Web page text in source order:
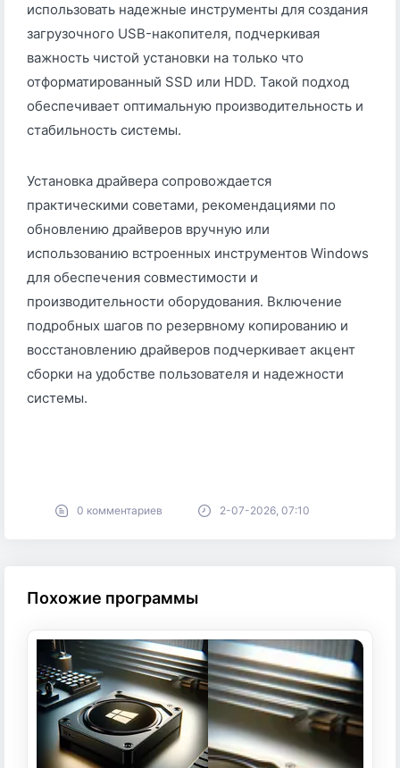
использовать надежные инструменты для создания
загрузочного USB-накопителя, подчеркивая
важность чистой установки на только что
отформатированный SSD или HDD. Такой подход
обеспечивает оптимальную производительность и
стабильность системы.
Установка драйвера сопровождается
практическими советами, рекомендациями по
обновлению драйверов вручную или
использованию встроенных инструментов Windows
для обеспечения совместимости и
производительности оборудования. Включение
подробных шагов по резервному копированию и
восстановлению драйверов подчеркивает акцент
сборки на удобстве пользователя и надежности
системы.
0 комментариев 2-07-2026, 07:10
Похожие программы